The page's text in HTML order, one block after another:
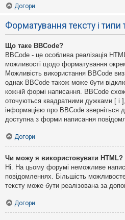
Догори
Форматування тексту і типи
Що таке BBCode?
BBCode - це особлива реалізація
можливості щодо форматування
Можливість використання BBCode
однак BBCode також може бути
кожній формі написання. BBCode
оточуються квадратними дужками [ і
інформацією про BBCode зверніться
доступна з форми написання
Догори
Чи можу я використовувати HTML?
Ні. На цьому форумі неможливе
повідомленнях. Більшість
тексту може бути реалізована за
Догори